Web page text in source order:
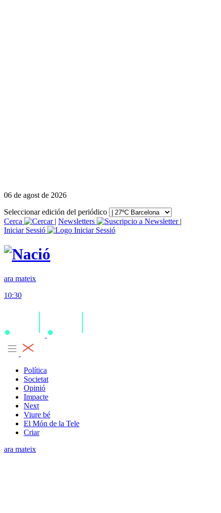
06 de agost de 2026
Seleccionar edición del periódico
Cerca
| Newsletters
|
Iniciar Sessió
ara mateix
10:30
Política
Societat
Opinió
Impacte
Next
Viure bé
El Món de la Tele
Criar
ara mateix